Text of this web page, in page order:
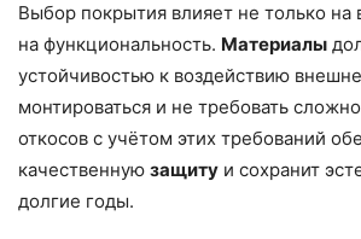
Выбор покрытия влияет не только на
на функциональность. Материалы
устойчивостью к воздействию
монтироваться и не требовать
откосов с учётом этих требований
качественную защиту и сохранит
долгие годы.